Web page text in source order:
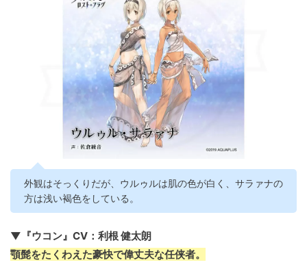
外観はそっくりだが、ウルゥルは肌の色が白く、サラァナの
方は浅い褐色をしている。
▼『ウコン』CV：利根 健太朗
顎髭をたくわえた豪快で偉丈夫な任侠者。